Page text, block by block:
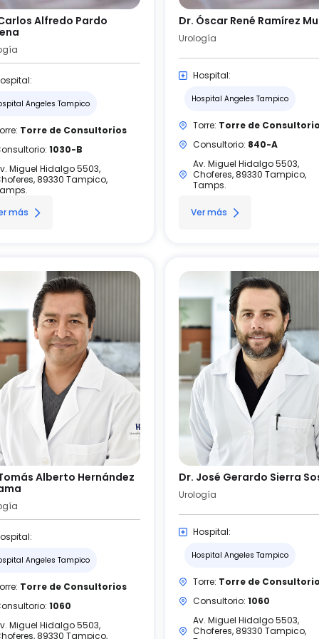
Alfredo Pardo
Angeles Tampico
Torre de Consultorios
1030-B
Miguel Hidalgo 5503,
89330 Tampico,
más
Dr. Óscar René Ramírez
Urología
Hospital:
Hospital Angeles Tampico
Torre: Torre de
Consultorio: 840-A
Av. Miguel Hidalgo 5503,
Choferes, 89330 Tampico,
Tamps.
Ver más
Alberto Hernández
Angeles Tampico
Torre de Consultorios
1060
Miguel Hidalgo 5503,
89330 Tampico,
Dr. José Gerardo Sierra
Urología
Hospital:
Hospital Angeles Tampico
Torre: Torre de
Consultorio: 1060
Av. Miguel Hidalgo 5503,
Choferes, 89330 Tampico,